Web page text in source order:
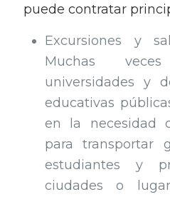
puede contratar
Excursiones y
Muchas
universidades y
educativas
en la necesidad
para transportar
estudiantes y
ciudades o